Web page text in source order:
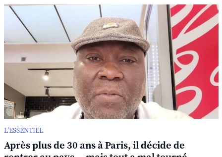
L’ESSENTIEL
Après plus de 30 ans à Paris, il décide de